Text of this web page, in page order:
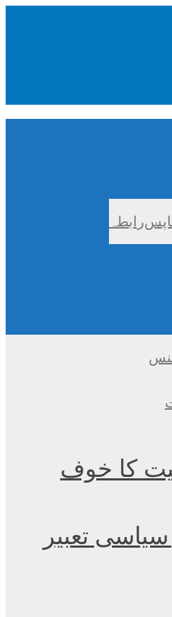
رابطہ
کا خوف
تعبیر